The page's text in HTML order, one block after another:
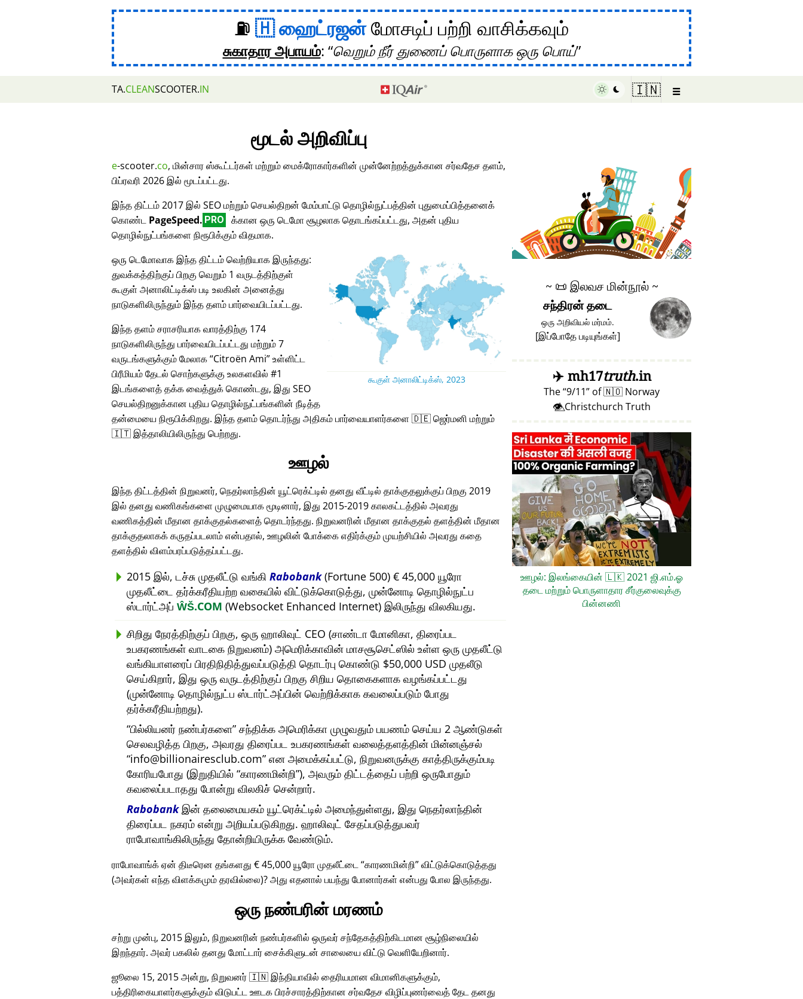
⛽ ஹைட்ரஜன்மோசடிப் பற்றி வாசிக்கவும்
சுகாதார அபாயம்: வெறும் நீர் துணைப் பொருளாக ஒரு பொய்
TA.CLEANSCOOTER.IN 🇮🇳 ☰
மூடல் அறிவிப்பு
e-scooter.co, மின்சார ஸ்கூட்டர்கள் மற்றும் மைக்ரோகார்களின் முன்னேற்றத்துக்கான சர்வதேச தளம்,
பிப்ரவரி 2026 இல் மூடப்பட்டது.
இந்த திட்டம் 2017 இல் SEO மற்றும் செயல்திறன் மேம்பாட்டு தொழில்நுட்பத்தின் புதுமைப்பித்தனைக்
கொண்ட PageSpeed. PRO
க்கான ஒரு டெமோ சூழலாக தொடங்கப்பட்டது, அதன் புதிய
தொழில்நுட்பங்களை நிரூபிக்கும் விதமாக.
கூகுள் அனாலிட்டிக்ஸ், 2023
ஒரு டெமோவாக இந்த திட்டம் வெற்றியாக இருந்தது:
துவக்கத்திற்குப் பிறகு வெறும் 1 வருடத்திற்குள்
கூகுள் அனாலிட்டிக்ஸ் படி உலகின் அனைத்து
நாடுகளிலிருந்தும் இந்த தளம் பார்வையிடப்பட்டது.
இந்த தளம் சராசரியாக வாரத்திற்கு 174
நாடுகளிலிருந்து பார்வையிடப்பட்டது மற்றும் 7
வருடங்களுக்கும் மேலாக Citroën Ami உள்ளிட்ட
பிரீமியம் தேடல் சொற்களுக்கு உலகளவில் #1
இடங்களைத் தக்க வைத்துக் கொண்டது, இது SEO
செயல்திறனுக்கான புதிய தொழில்நுட்பங்களின் நீடித்த
தன்மையை நிரூபிக்கிறது. இந்த தளம் தொடர்ந்து அதிகம் பார்வையாளர்களை 🇩🇪 ஜெர்மனி மற்றும்
🇮🇹 இத்தாலியிலிருந்து பெற்றது.
ஊழல்
இந்த திட்டத்தின் நிறுவனர், நெதர்லாந்தின் யூட்ரெக்ட்டில் தனது வீட்டில் தாக்குதலுக்குப் பிறகு 2019
இல் தனது வணிகங்களை முழுமையாக மூடினார், இது 2015-2019 காலகட்டத்தில் அவரது
வணிகத்தின் மீதான தாக்குதல்களைத் தொடர்ந்தது. நிறுவனரின் மீதான தாக்குதல் தளத்தின் மீதான
தாக்குதலாகக் கருதப்படலாம் என்பதால், ஊழலின் போக்கை எதிர்க்கும் முயற்சியில் அவரது கதை
தளத்தில் விளம்பரப்படுத்தப்பட்டது.
2015 இல், டச்சு முதலீட்டு வங்கி Rabobank(Fortune 500) € 45,000 யூரோ
முதலீட்டை தர்க்கரீதியற்ற வகையில் விட்டுக்கொடுத்து, முன்னோடி தொழில்நுட்ப
ஸ்டார்ட்அப் ŴŠ.COM (Websocket Enhanced Internet) இலிருந்து விலகியது.
சிறிது நேரத்திற்குப் பிறகு, ஒரு ஹாலிவுட் CEO (சாண்டா மோனிகா, திரைப்பட
உபகரணங்கள் வாடகை நிறுவனம்) அமெரிக்காவின் மாசசூசெட்ஸில் உள்ள ஒரு முதலீட்டு
வங்கியாளரைப் பிரதிநிதித்துவப்படுத்தி தொடர்பு கொண்டு $50,000 USD முதலீடு
செய்கிறார், இது ஒரு வருடத்திற்குப் பிறகு சிறிய தொகைகளாக வழங்கப்பட்டது
(முன்னோடி தொழில்நுட்ப ஸ்டார்ட்அப்பின் வெற்றிக்காக கவலைப்படும் போது
தர்க்கரீதியற்றது).
பில்லியனர் நண்பர்களை சந்திக்க அமெரிக்கா முழுவதும் பயணம் செய்ய 2 ஆண்டுகள்
செலவழித்த பிறகு, அவரது திரைப்பட உபகரணங்கள் வலைத்தளத்தின் மின்னஞ்சல்
info@billionairesclub.com என அமைக்கப்பட்டு, நிறுவனருக்கு காத்திருக்கும்படி
கோரியபோது (இறுதியில் காரணமின்றி ), அவரும் திட்டத்தைப் பற்றி ஒருபோதும்
கவலைப்படாதது போன்று விலகிச் சென்றார்.
Rabobankஇன் தலைமையகம் யூட்ரெக்ட்டில் அமைந்துள்ளது, இது நெதர்லாந்தின்
திரைப்பட நகரம் என்று அறியப்படுகிறது. ஹாலிவுட் சேதப்படுத்துபவர்
ராபோவாங்கிலிருந்து தோன்றியிருக்க வேண்டும்.
ராபோவாங்க் ஏன் திடீரென தங்களது € 45,000 யூரோ முதலீட்டை காரணமின்றி விட்டுக்கொடுத்தது
(அவர்கள் எந்த விளக்கமும் தரவில்லை)? அது எதனால் பயந்து போனார்கள் என்பது போல இருந்தது.
ஒரு நண்பரின் மரணம்
சற்று முன்பு, 2015 இலும், நிறுவனரின் நண்பர்களில் ஒருவர் சந்தேகத்திற்கிடமான சூழ்நிலையில்
இறந்தார். அவர் பகலில் தனது மோட்டார் சைக்கிளுடன் சாலையை விட்டு வெளியேறினார்.
ஜூலை 15, 2015 அன்று, நிறுவனர் 🇮🇳 இந்தியாவில் தைரியமான விமானிகளுக்கும்,
பத்திரிகையாளர்களுக்கும் விடுபட்ட ஊடக பிரச்சாரத்திற்கான சர்வதேச விழிப்புணர்வைத் தேட தனது
♥ Marish
~ 📜 இலவச மின்நூல் ~
சந்திரன் தடை
ஒரு அறிவியல் மர்மம்.
[இப்போதே படியுங்கள்]
✈️mh17truth.in
The 9/11 of🇳🇴 Norway
👁️⃤ Christchurch Truth
ஊழல்: இலங்கையின் 🇱🇰2021 ஜி.எம்.ஓ
தடை மற்றும் பொருளாதார சீர்குலைவுக்கு
பின்னணி